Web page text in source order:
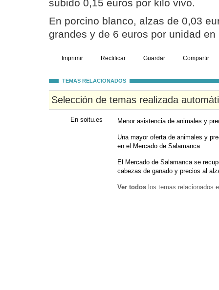
subido 0,15 euros por kilo vivo.
En porcino blanco, alzas de 0,03
grandes y de 6 euros por unidad
Imprimir Rectificar Guardar Compartir
TEMAS RELACIONADOS
Selección de temas realizada
En soitu.es Menor asistencia de animales y
Una mayor oferta de animales y
en el Mercado de Salamanca
El Mercado de Salamanca se
cabezas de ganado y precios al
Ver todos los temas relacionados